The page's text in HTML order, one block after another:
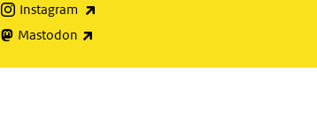
Instagram
Mastodon